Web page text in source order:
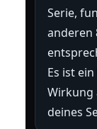
Serie,
anderen
Es ist
Wirkung
deines